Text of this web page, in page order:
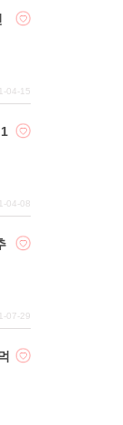
04-15
04-08
07-29